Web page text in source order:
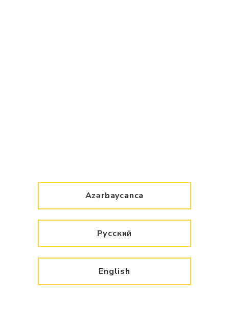
Azərbaycanca
Русский
English